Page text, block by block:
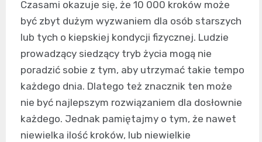
Czasami okazuje się, że 10 000 kroków może
być zbyt dużym wyzwaniem dla osób starszych
lub tych o kiepskiej kondycji fizycznej. Ludzie
prowadzący siedzący tryb życia mogą nie
poradzić sobie z tym, aby utrzymać takie tempo
każdego dnia. Dlatego też znacznik ten może
nie być najlepszym rozwiązaniem dla dosłownie
każdego. Jednak pamiętajmy o tym, że nawet
niewielka ilość kroków, lub niewielkie